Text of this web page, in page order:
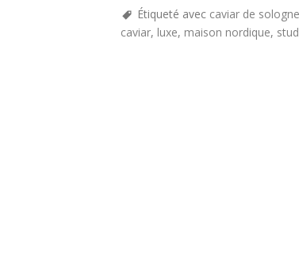
Étiqueté avec caviar de sologne
caviar, luxe, maison nordique,